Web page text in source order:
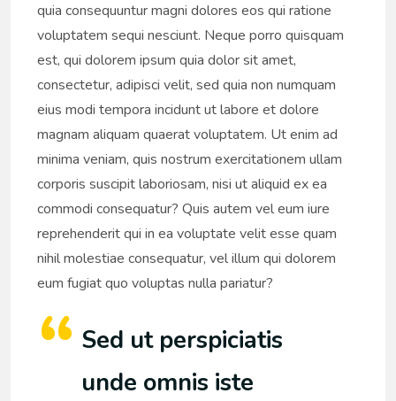
quia consequuntur magni dolores eos qui ratione
voluptatem sequi nesciunt. Neque porro quisquam
est, qui dolorem ipsum quia dolor sit amet,
consectetur, adipisci velit, sed quia non numquam
eius modi tempora incidunt ut labore et dolore
magnam aliquam quaerat voluptatem. Ut enim ad
minima veniam, quis nostrum exercitationem ullam
corporis suscipit laboriosam, nisi ut aliquid ex ea
commodi consequatur? Quis autem vel eum iure
reprehenderit qui in ea voluptate velit esse quam
nihil molestiae consequatur, vel illum qui dolorem
eum fugiat quo voluptas nulla pariatur?
Sed ut perspiciatis
unde omnis iste